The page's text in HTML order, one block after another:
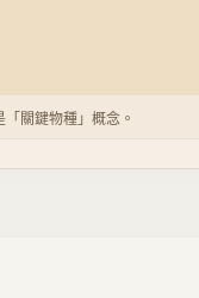
關鍵物種」概念。